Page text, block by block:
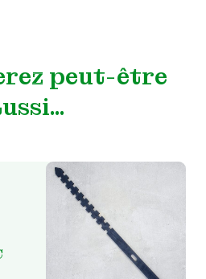
peut-être
Plage